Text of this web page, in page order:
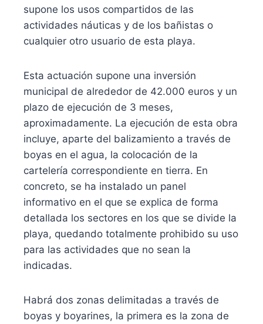
supone los usos compartidos de las
actividades náuticas y de los bañistas o
cualquier otro usuario de esta playa.
Esta actuación supone una inversión
municipal de alrededor de 42.000 euros y un
plazo de ejecución de 3 meses,
aproximadamente. La ejecución de esta obra
incluye, aparte del balizamiento a través de
boyas en el agua, la colocación de la
cartelería correspondiente en tierra. En
concreto, se ha instalado un panel
informativo en el que se explica de forma
detallada los sectores en los que se divide la
playa, quedando totalmente prohibido su uso
para las actividades que no sean la
indicadas.
Habrá dos zonas delimitadas a través de
boyas y boyarines, la primera es la zona de